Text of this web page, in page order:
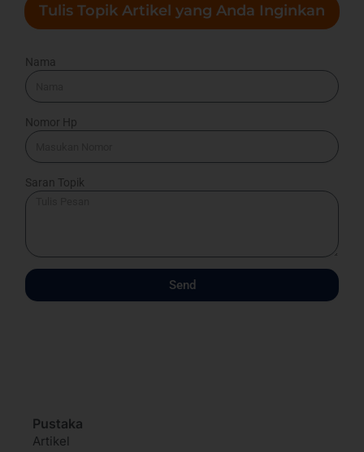
Tulis Topik Artikel yang Anda Inginkan
Nama
Nomor Hp
Saran Topik
Send
Pustaka
Artikel